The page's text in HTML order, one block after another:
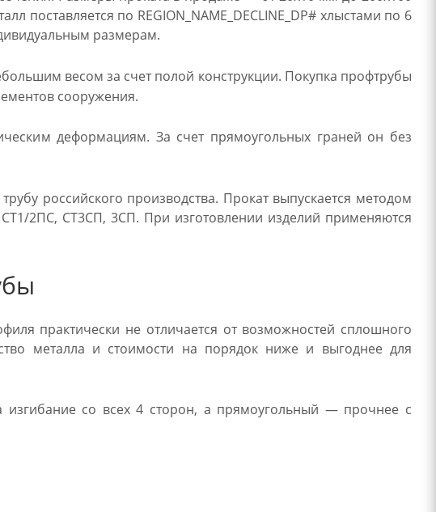
поставляется по REGION_NAME_DECLINE_DP# хлыстами по 6
размерам.
весом за счет полой конструкции. Покупка профтрубы
сооружения.
деформациям. За счет прямоугольных граней он без
российского производства. Прокат выпускается методом
2ПС, СТ3СП, 3СП. При изготовлении изделий применяются
практически не отличается от возможностей сплошного
металла и стоимости на порядок ниже и выгоднее для
изгибание со всех 4 сторон, а прямоугольный — прочнее с